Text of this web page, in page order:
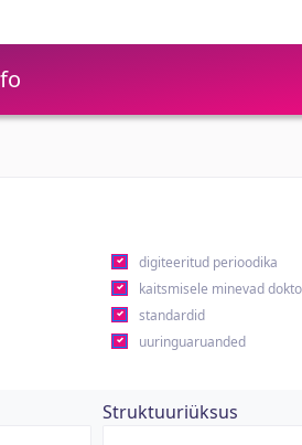
digiteeritud perioodika
kaitsmisele minevad
standardid
uuringuaruanded
Struktuuriüksus